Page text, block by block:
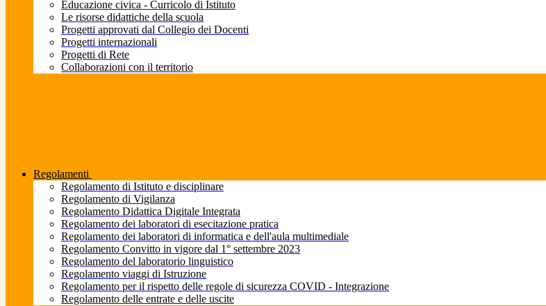
Educazione civica - Curricolo di Istituto
Le risorse didattiche della scuola
Progetti approvati dal Collegio dei Docenti
Progetti internazionali
Progetti di Rete
Collaborazioni con il territorio
Regolamenti
Regolamento di Istituto e disciplinare
Regolamento di Vigilanza
Regolamento Didattica Digitale Integrata
Regolamento dei laboratori di esecitazione pratica
Regolamento dei laboratori di informatica e dell'aula multimediale
Regolamento Convitto in vigore dal 1° settembre 2023
Regolamento del laboratorio linguistico
Regolamento viaggi di Istruzione
Regolamento per il rispetto delle regole di sicurezza COVID - Integrazione
Regolamento delle entrate e delle uscite